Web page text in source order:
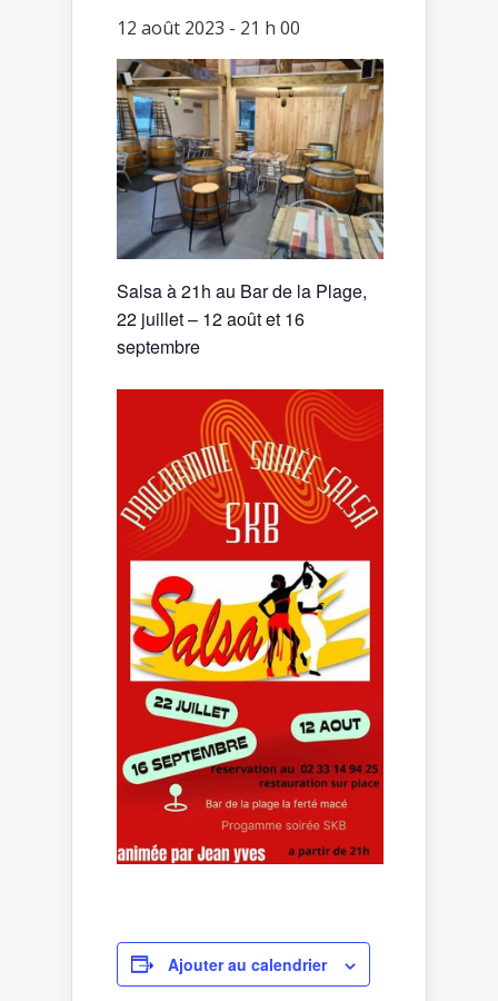
12 août 2023 - 21 h 00
Salsa à 21h au Bar de la Plage,
22 juillet – 12 août et 16
septembre
Ajouter au calendrier